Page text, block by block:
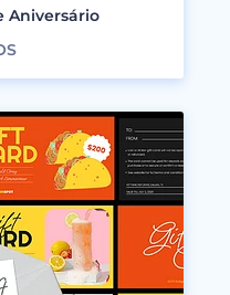
Aniversário